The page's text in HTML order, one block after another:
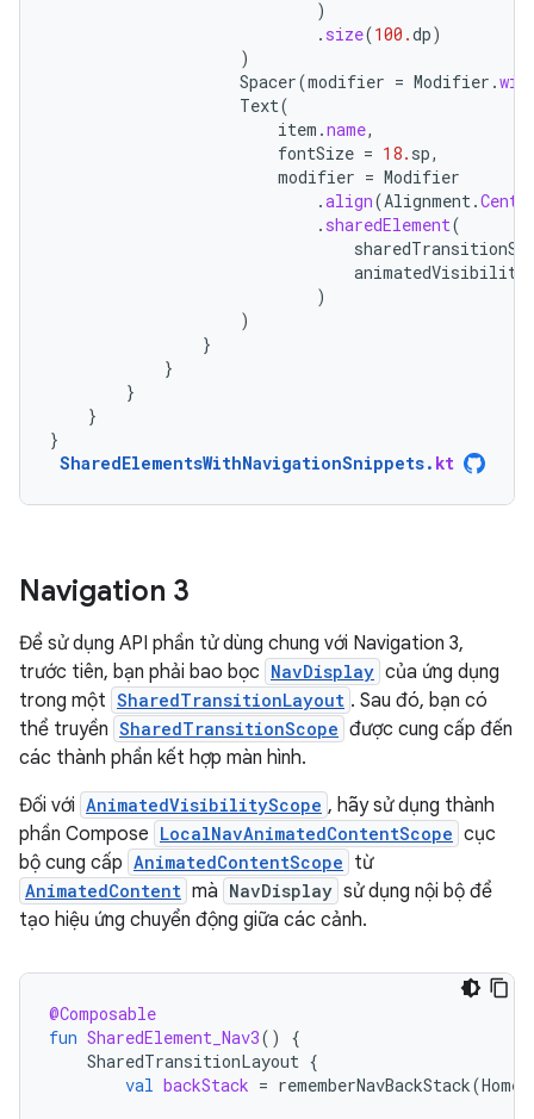
)
. size(100.dp)
)
Spacer(modifier = Modifier .
Text(
item .name,
fontSize = 18. sp,
modifier = Modifier
.align(Alignment .
. sharedElement(
)
)
}
}
}
}
}
SharedElementsWithNavigationSnippets. kt
Navigation 3
Để sử dụng API phần tử dùng chung với Navigation 3,
trước tiên, bạn phải bao bọc NavDisplay của ứng dụng
trong một SharedTransitionLayout . Sau đó, bạn có
thể truyền SharedTransitionScope được cung cấp đến
các thành phần kết hợp màn hình.
Đối với AnimatedVisibilityScope , hãy sử dụng thành
phần Compose LocalNavAnimatedContentScope cục
bộ cung cấp AnimatedContentScope từ
AnimatedContent mà NavDisplay sử dụng nội bộ để
tạo hiệu ứng chuyển động giữa các cảnh.
@Composable
fun SharedElement_Nav3()
{
SharedTransitionLayout {
val backStack = rememberNavBackStack(